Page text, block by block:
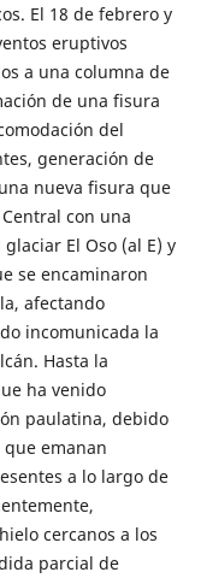
El 18 de febrero y
eruptivos
a una columna de
de una fisura
del
generación de
nueva fisura que
con una
El Oso (al E) y
se encaminaron
afectando
incomunicada la
Hasta la
ha venido
paulatina, debido
emanan
a lo largo de
cercanos a los
parcial de